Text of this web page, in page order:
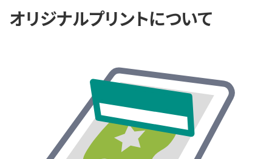
オリジナルプリントについて